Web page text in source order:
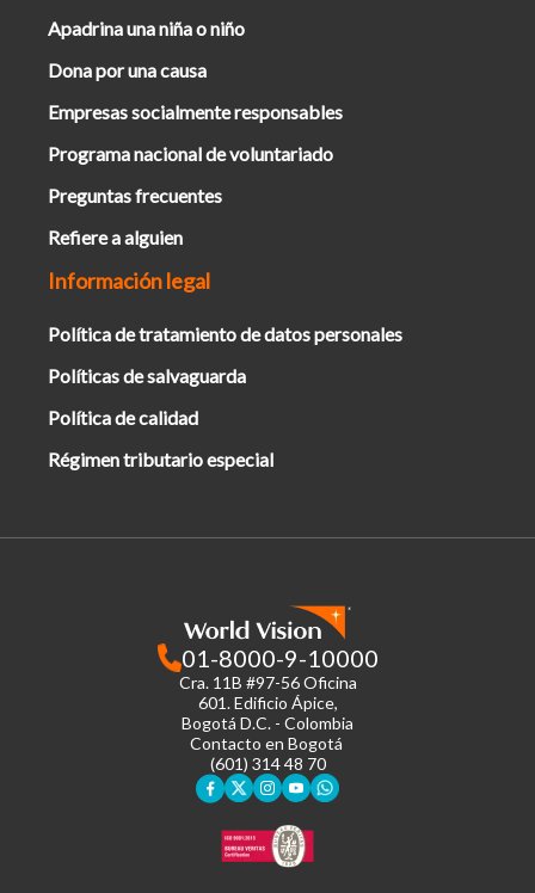
Apadrina una niña o niño
Dona por una causa
Empresas socialmente responsables
Programa nacional de voluntariado
Preguntas frecuentes
Refiere a alguien
Información legal
Política de tratamiento de datos personales
Políticas de salvaguarda
Política de calidad
Régimen tributario especial
01-8000-9-10000
Cra. 11B #97-56 Oficina
601.Edificio Ápice,
Bogotá D.C. - Colombia
Contacto en Bogotá
(601) 314 48 70